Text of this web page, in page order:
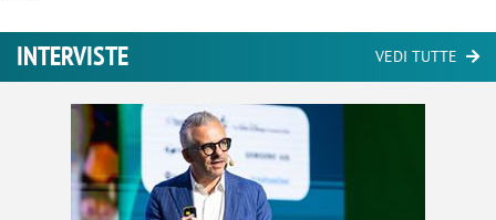
INTERVISTE VEDI TUTTE